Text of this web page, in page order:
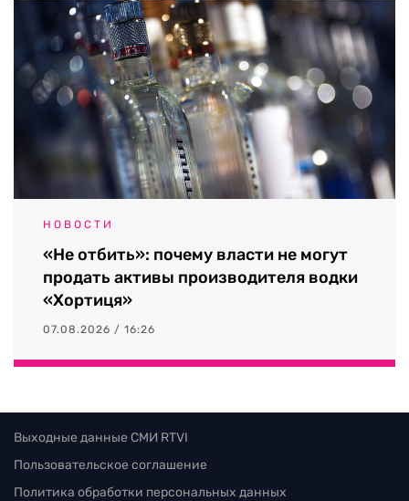
НОВОСТИ
«Не отбить»: почему власти не могут
продать активы производителя водки
«Хортиця»
07.08.2026 / 16:26
Выходные данные СМИ RTVI
Пользовательское соглашение
Политика обработки персональных данных